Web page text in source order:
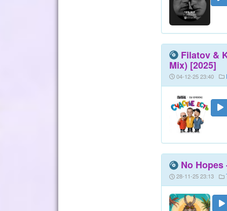
Filatov &
Mix) [2025]
04-12-25 23:40
No Hopes
28-11-25 23:13